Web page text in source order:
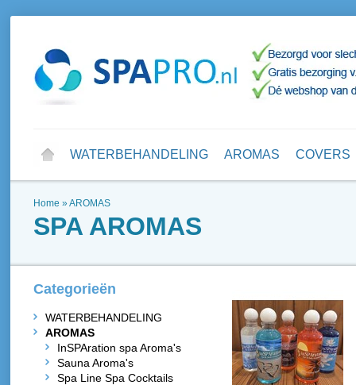
WATERBEHANDELING AROMAS COVERS
Home »AROMAS
SPA AROMAS
Categorieën
WATERBEHANDELING
AROMAS
InSPAration spa Aroma's
Sauna Aroma's
Spa Line Spa Cocktails